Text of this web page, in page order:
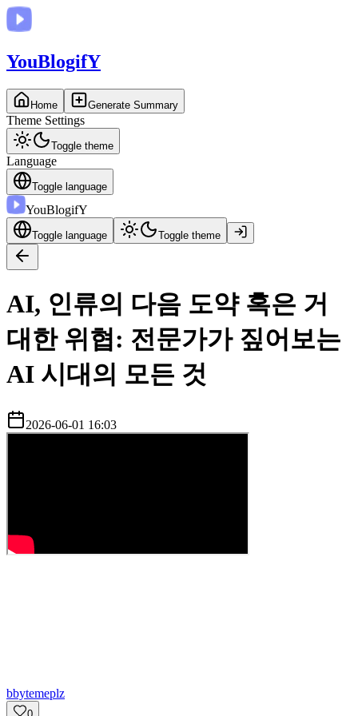
YouBlogifY
Home Generate Summary
Theme Settings
Toggle theme
Language
Toggle language
YouBlogifY
Toggle language Toggle theme
AI, 인류의 다음 도약 혹은 거
대한 위협: 전문가가 짚어보는
AI 시대의 모든 것
2026-06-01 16:03
bbytemeplz